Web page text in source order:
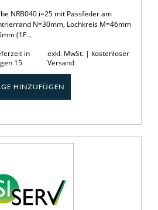
NRB040 i=25 mit Passfeder am
N=30mm, Lochkreis M=46mm
(1F…
in
15
exkl. MwSt. | kostenloser
Versand
HINZUFÜGEN